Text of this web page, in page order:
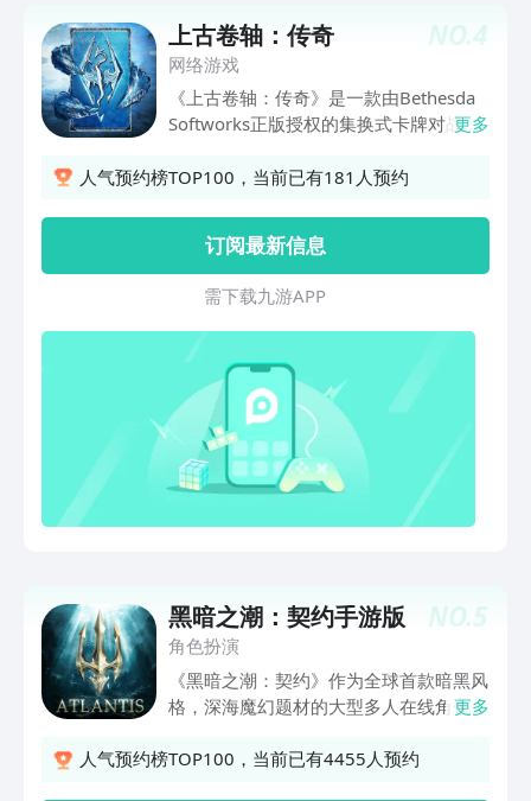
NO.4
上古卷轴：传奇
网络游戏
《上古卷轴：传奇》是一款由Bethesda
Softworks正版授权的集换式卡牌对战游
壮丽的世界观及背景，将泰姆瑞尔大陆中
存，策略与技巧至上的卡牌世界！通过全
新方式带你再次领略泰姆瑞尔大陆的魅
力。准备好进行一场卡牌战斗了吗？
更多
人气预约榜TOP100，当前已有181人预约
订阅最新信息
需 下 载 九 游 A P P
NO.5
黑暗之潮：契约手游版
角色扮演
《黑暗之潮：契约》作为全球首款暗黑风
格，深海魔幻题材的大型多人在线角色扮
观，更有”连击”、自由BD搭配策略等多重
更多
人气预约榜TOP100，当前已有4455人预约